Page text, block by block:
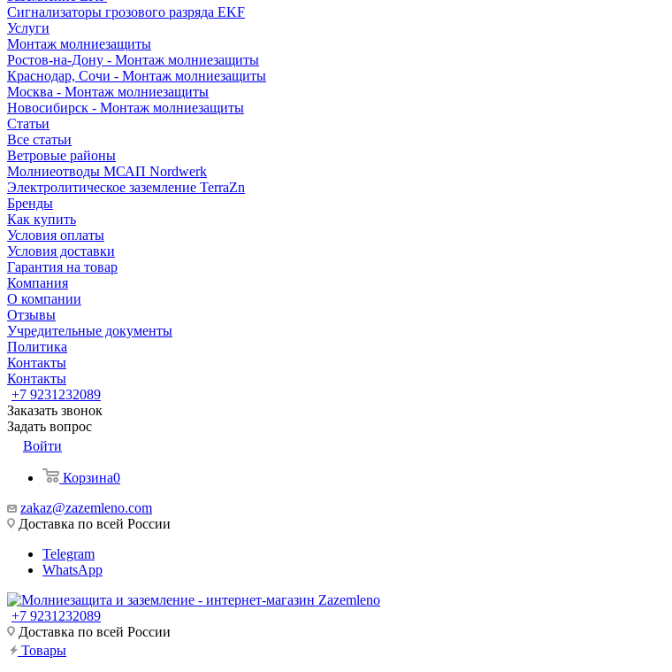
Сигнализаторы грозового разряда EKF
Услуги
Монтаж молниезащиты
Ростов-на-Дону - Монтаж молниезащиты
Краснодар, Сочи - Монтаж молниезащиты
Москва - Монтаж молниезащиты
Новосибирск - Монтаж молниезащиты
Статьи
Все статьи
Ветровые районы
Молниеотводы МСАП Nordwerk
Электролитическое заземление TerraZn
Бренды
Как купить
Условия оплаты
Условия доставки
Гарантия на товар
Компания
О компании
Отзывы
Учредительные документы
Политика
Контакты
Контакты
+7 9231232089
Заказать звонок
Задать вопрос
Войти
Корзина0
zakaz@zazemleno.com
Доставка по всей России
Telegram
WhatsApp
+7 9231232089
Доставка по всей России
Товары